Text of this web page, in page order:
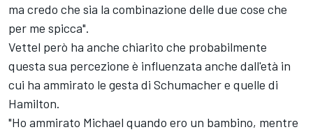
ma credo che sia la combinazione delle due cose che
per me spicca".
Vettel però ha anche chiarito che probabilmente
questa sua percezione è influenzata anche dall'età in
cui ha ammirato le gesta di Schumacher e quelle di
Hamilton.
"Ho ammirato Michael quando ero un bambino, mentre